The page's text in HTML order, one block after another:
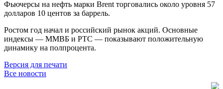
Фьючерсы на нефть марки Brent торговались около уровня 57
долларов 10 центов за баррель.
Ростом год начал и российский рынок акций. Основные
индексы — ММВБ и РТС — показывают положительную
динамику на полпроцента.
Версия для печати
Все новости